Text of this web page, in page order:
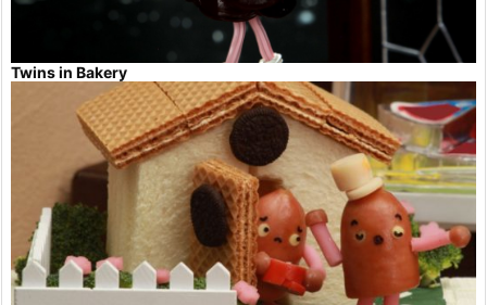
Twins in Bakery